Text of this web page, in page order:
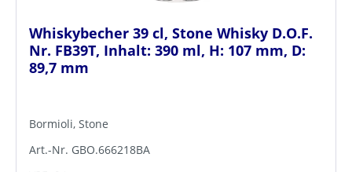
Whiskybecher 39 cl, Stone Whisky D.O.F.
Nr. FB39T, Inhalt: 390 ml, H: 107 mm, D:
89,7 mm
Bormioli, Stone
Art.-Nr. GBO.666218BA